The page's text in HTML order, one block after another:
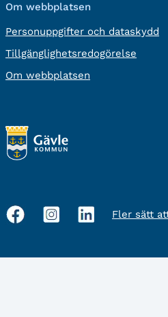
Om webbplatsen
Personuppgifter och dataskydd
Tillgänglighetsredogörelse
Om webbplatsen
Sociala
Fler sätt